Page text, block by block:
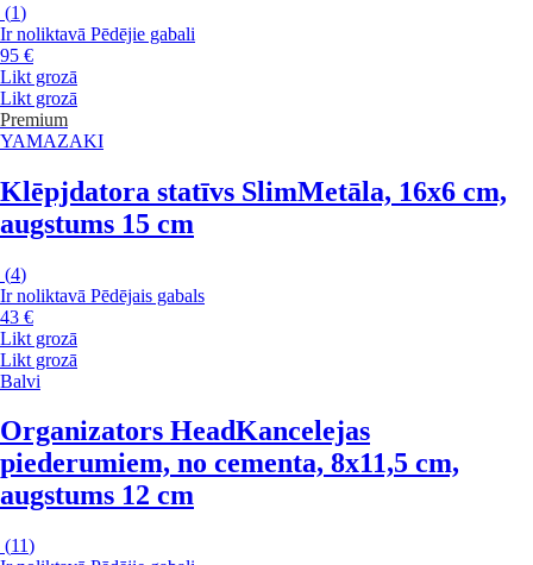
(1)
Ir noliktavā Pēdējie gabali
95 €
Likt grozā
Likt grozā
Premium
YAMAZAKI
Klēpjdatora statīvs SlimMetāla, 16x6 cm,
augstums 15 cm
(4)
Ir noliktavā Pēdējais gabals
43 €
Likt grozā
Likt grozā
Balvi
Organizators HeadKancelejas
piederumiem, no cementa, 8x11,5 cm,
augstums 12 cm
(11)